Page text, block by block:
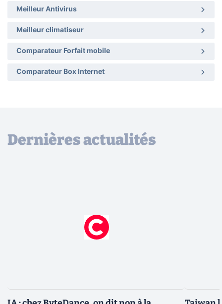
Meilleur Antivirus
Meilleur climatiseur
Comparateur Forfait mobile
Comparateur Box Internet
Dernières actualités